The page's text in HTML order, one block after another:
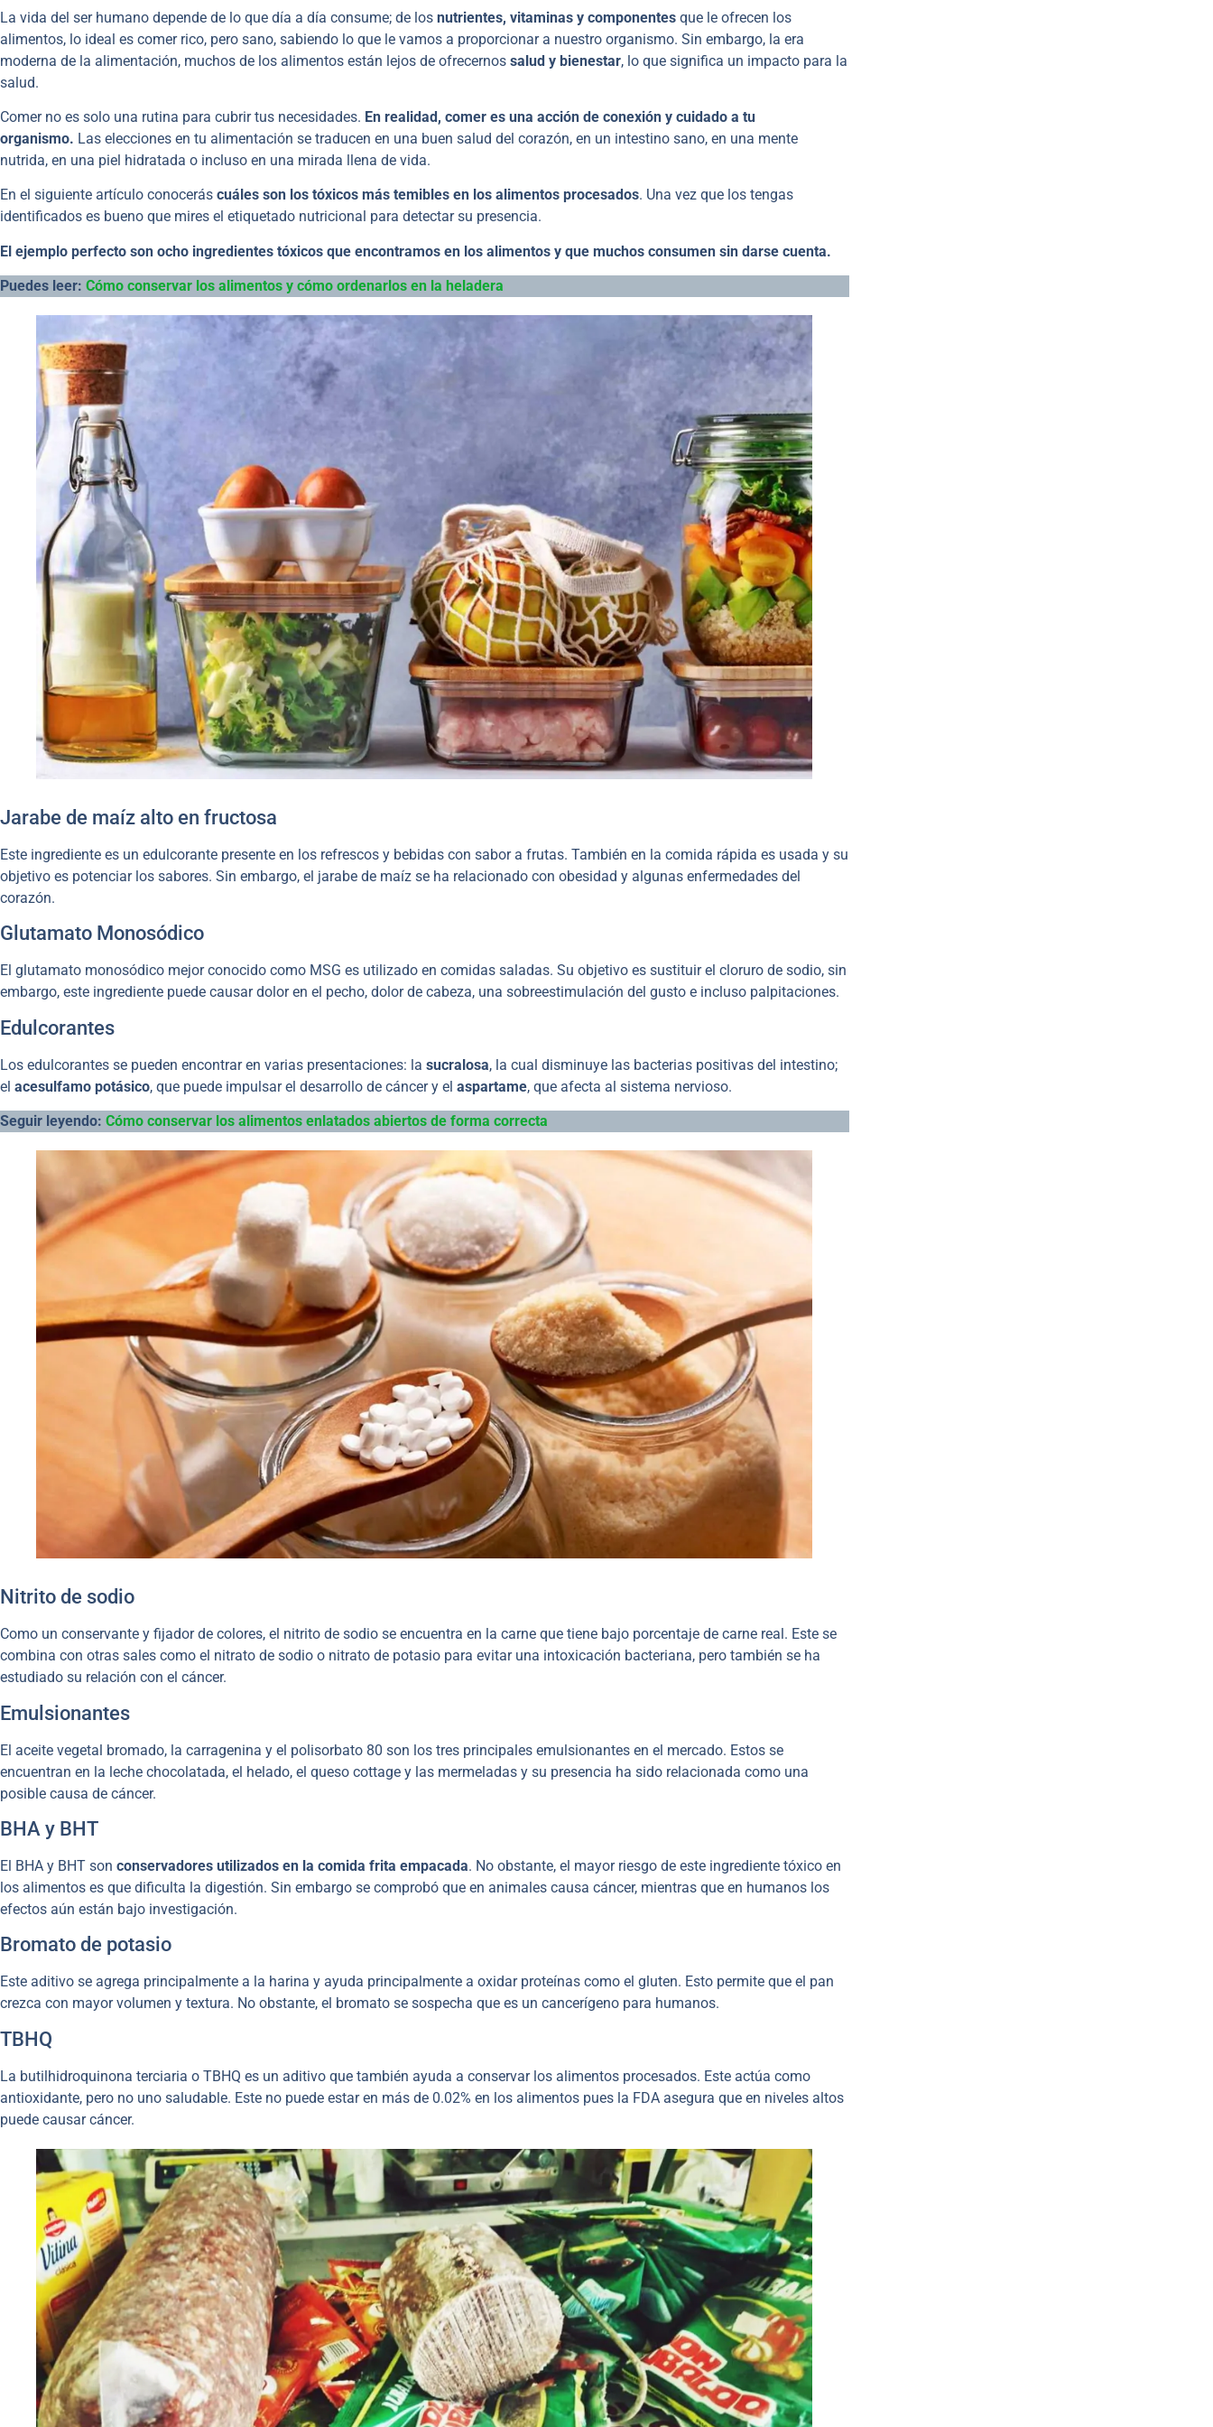
La vida del ser humano depende de lo que día a día consume; de los nutrientes, vitaminas y componentes que le ofrecen los
alimentos, lo ideal es comer rico, pero sano, sabiendo lo que le vamos a proporcionar a nuestro organismo. Sin embargo, la era
moderna de la alimentación, muchos de los alimentos están lejos de ofrecernos salud y bienestar, lo que significa un impacto para la
salud.
Comer no es solo una rutina para cubrir tus necesidades. En realidad, comer es una acción de conexión y cuidado a tu
organismo. Las elecciones en tu alimentación se traducen en una buen salud del corazón, en un intestino sano, en una mente
nutrida, en una piel hidratada o incluso en una mirada llena de vida.
En el siguiente artículo conocerás cuáles son los tóxicos más temibles en los alimentos procesados. Una vez que los tengas
identificados es bueno que mires el etiquetado nutricional para detectar su presencia.
El ejemplo perfecto son ocho ingredientes tóxicos que encontramos en los alimentos y que muchos consumen sin darse cuenta.
Puedes leer: Cómo conservar los alimentos y cómo ordenarlos en la heladera
Jarabe de maíz alto en fructosa
Este ingrediente es un edulcorante presente en los refrescos y bebidas con sabor a frutas. También en la comida rápida es usada y su
objetivo es potenciar los sabores. Sin embargo, el jarabe de maíz se ha relacionado con obesidad y algunas enfermedades del
corazón.
Glutamato Monosódico
El glutamato monosódico mejor conocido como MSG es utilizado en comidas saladas. Su objetivo es sustituir el cloruro de sodio, sin
embargo, este ingrediente puede causar dolor en el pecho, dolor de cabeza, una sobreestimulación del gusto e incluso palpitaciones.
Edulcorantes
Los edulcorantes se pueden encontrar en varias presentaciones: la sucralosa, la cual disminuye las bacterias positivas del intestino;
el acesulfamo potásico, que puede impulsar el desarrollo de cáncer y el aspartame, que afecta al sistema nervioso.
Seguir leyendo: Cómo conservar los alimentos enlatados abiertos de forma correcta
Nitrito de sodio
Como un conservante y fijador de colores, el nitrito de sodio se encuentra en la carne que tiene bajo porcentaje de carne real. Este se
combina con otras sales como el nitrato de sodio o nitrato de potasio para evitar una intoxicación bacteriana, pero también se ha
estudiado su relación con el cáncer.
Emulsionantes
El aceite vegetal bromado, la carragenina y el polisorbato 80 son los tres principales emulsionantes en el mercado. Estos se
encuentran en la leche chocolatada, el helado, el queso cottage y las mermeladas y su presencia ha sido relacionada como una
posible causa de cáncer.
BHA y BHT
El BHA y BHT son conservadores utilizados en la comida frita empacada. No obstante, el mayor riesgo de este ingrediente tóxico en
los alimentos es que dificulta la digestión. Sin embargo se comprobó que en animales causa cáncer, mientras que en humanos los
efectos aún están bajo investigación.
Bromato de potasio
Este aditivo se agrega principalmente a la harina y ayuda principalmente a oxidar proteínas como el gluten. Esto permite que el pan
crezca con mayor volumen y textura. No obstante, el bromato se sospecha que es un cancerígeno para humanos.
TBHQ
La butilhidroquinona terciaria o TBHQ es un aditivo que también ayuda a conservar los alimentos procesados. Este actúa como
antioxidante, pero no uno saludable. Este no puede estar en más de 0.02% en los alimentos pues la FDA asegura que en niveles altos
puede causar cáncer.